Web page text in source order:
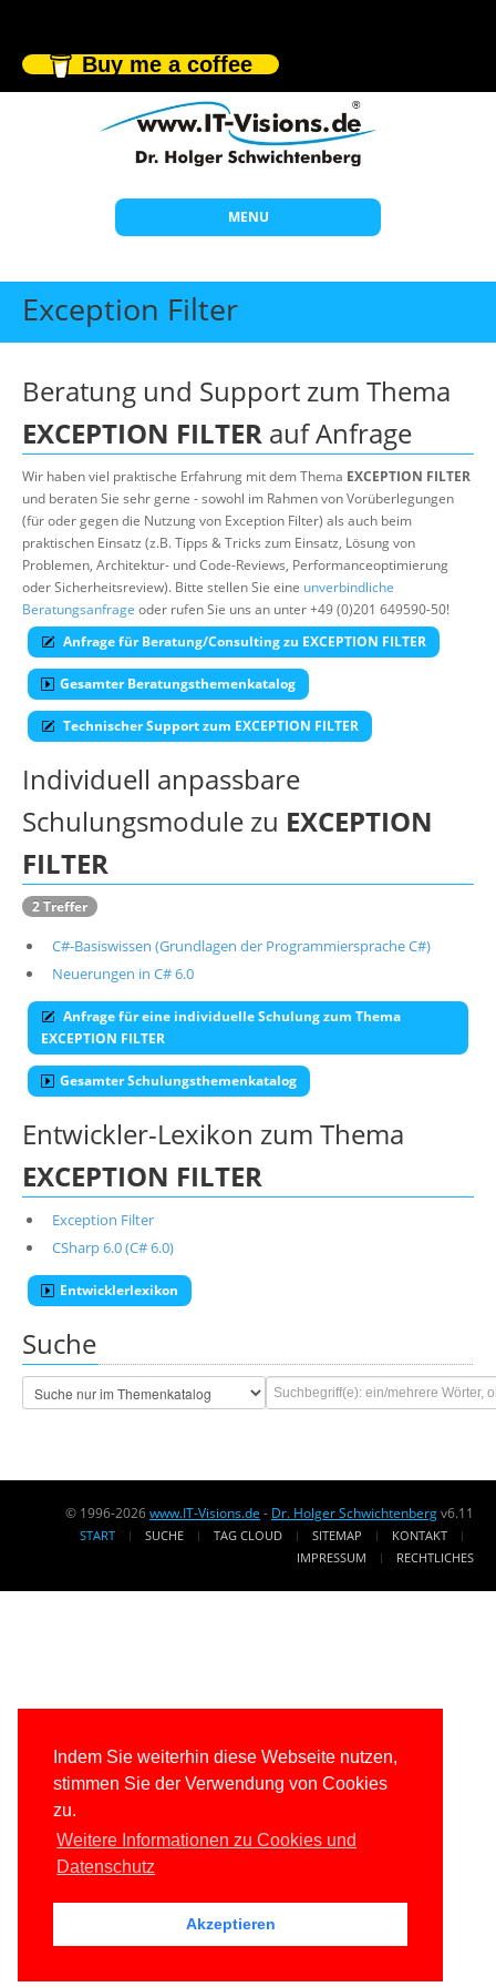
Indem Sie weiterhin diese Webseite nutzen,
stimmen Sie der Verwendung von Cookies
zu.
Weitere Informationen zu Cookies und
Datenschutz
Akzeptieren
Buy me a coffee
MENU
Start
Themen
Individuelle Schulungen
Offene Seminare
Wissen
Über uns
Suche
Exception Filter
Beratung und Support zum Thema
EXCEPTION FILTER auf Anfrage
Wir haben viel praktische Erfahrung mit dem Thema EXCEPTION FILTER
und beraten Sie sehr gerne - sowohl im Rahmen von Vorüberlegungen
(für oder gegen die Nutzung von Exception Filter) als auch beim
praktischen Einsatz (z.B. Tipps & Tricks zum Einsatz, Lösung von
Problemen, Architektur- und Code-Reviews, Performanceoptimierung
oder Sicherheitsreview). Bitte stellen Sie eine unverbindliche
Beratungsanfrage oder rufen Sie uns an unter +49 (0)201 649590-50!
Anfrage für Beratung/Consulting zu EXCEPTION FILTER
Gesamter Beratungsthemenkatalog
Technischer Support zum EXCEPTION FILTER
Individuell anpassbare
Schulungsmodule zu EXCEPTION
FILTER
2 Treffer
C#-Basiswissen (Grundlagen der Programmiersprache C#)
Neuerungen in C# 6.0
Anfrage für eine individuelle Schulung zum Thema
EXCEPTION FILTER
Gesamter Schulungsthemenkatalog
Entwickler-Lexikon zum Thema
EXCEPTION FILTER
Exception Filter
CSharp 6.0 (C# 6.0)
Entwicklerlexikon
Suche
© 1996-2026www.IT-Visions.de - Dr. Holger Schwichtenbergv6.11
START SUCHE TAG CLOUD SITEMAP
KONTAKT
IMPRESSUM
RECHTLICHES